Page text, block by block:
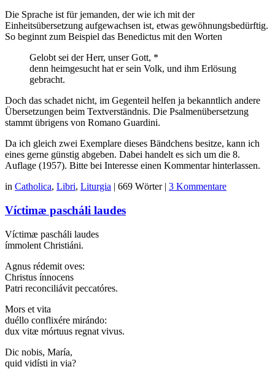
Die Sprache ist für jemanden, der wie ich mit der
Einheitsübersetzung aufgewachsen ist, etwas gewöhnungsbedürftig.
So beginnt zum Beispiel das Benedictus mit den Worten
Gelobt sei der Herr, unser Gott, *
denn heimgesucht hat er sein Volk, und ihm Erlösung
gebracht.
Doch das schadet nicht, im Gegenteil helfen ja bekanntlich andere
Übersetzungen beim Textverständnis. Die Psalmenübersetzung
stammt übrigens von Romano Guardini.
Da ich gleich zwei Exemplare dieses Bändchens besitze, kann ich
eines gerne günstig abgeben. Dabei handelt es sich um die 8.
Auflage (1957). Bitte bei Interesse einen Kommentar hinterlassen.
in Catholica, Libri, Liturgia | 669 Wörter | 3 Kommentare
Víctimæ pascháli laudes
Víctimæ pascháli laudes
ímmolent Christiáni.
Agnus rédemit oves:
Christus ínnocens
Patri reconciliávit peccatóres.
Mors et vita
duéllo conflixére mirándo:
dux vitæ mórtuus regnat vivus.
Dic nobis, María,
quid vidísti in via?